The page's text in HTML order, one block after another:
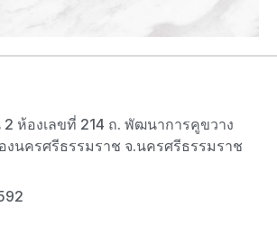
ห้องเลขที่ 214 ถ. พัฒนาการคูขวาง
งนครศรีธรรมราช จ.นครศรีธรรมราช